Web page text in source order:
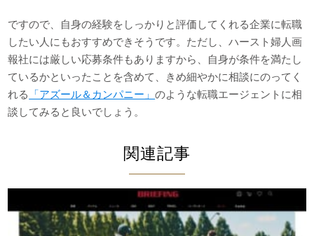
ですので、自身の経験をしっかりと評価してくれる企業に転職
したい人にもおすすめできそうです。ただし、ハースト婦人画
報社には厳しい応募条件もありますから、自身が条件を満たし
ているかといったことを含めて、きめ細やかに相談にのってく
れる
「アズール＆カンパニー」のような転職エージェントに相
談してみると良いでしょう。
関連記事